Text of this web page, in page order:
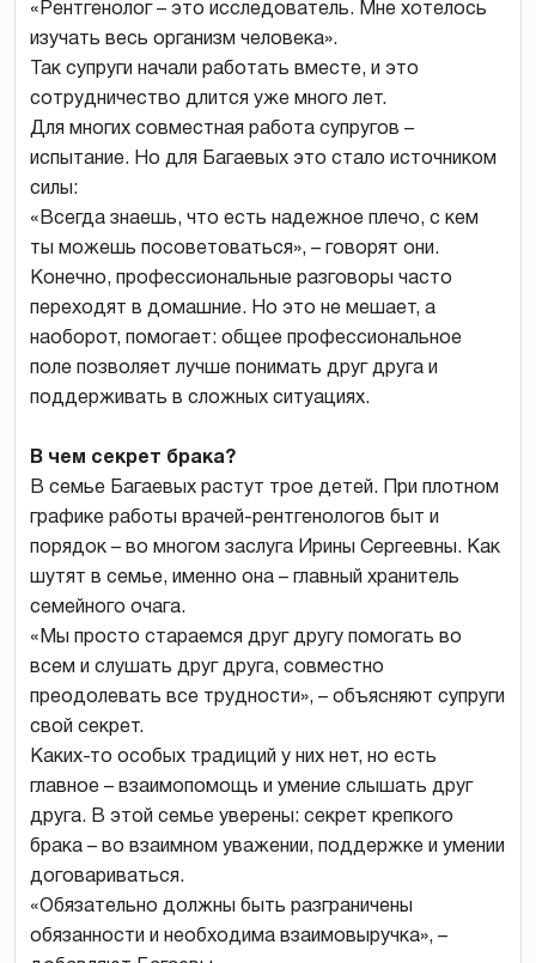
«Рентгенолог – это исследователь. Мне хотелось
изучать весь организм человека».
Так супруги начали работать вместе, и это
сотрудничество длится уже много лет.
Для многих совместная работа супругов –
испытание. Но для Багаевых это стало источником
силы:
«Всегда знаешь, что есть надежное плечо, с кем
ты можешь посоветоваться», – говорят они.
Конечно, профессиональные разговоры часто
переходят в домашние. Но это не мешает, а
наоборот, помогает: общее профессиональное
поле позволяет лучше понимать друг друга и
поддерживать в сложных ситуациях.
В чем секрет брака?
В семье Багаевых растут трое детей. При плотном
графике работы врачей-рентгенологов быт и
порядок – во многом заслуга Ирины Сергеевны. Как
шутят в семье, именно она – главный хранитель
семейного очага.
«Мы просто стараемся друг другу помогать во
всем и слушать друг друга, совместно
преодолевать все трудности», – объясняют супруги
свой секрет.
Каких-то особых традиций у них нет, но есть
главное – взаимопомощь и умение слышать друг
друга. В этой семье уверены: секрет крепкого
брака – во взаимном уважении, поддержке и умении
договариваться.
«Обязательно должны быть разграничены
обязанности и необходима взаимовыручка», –